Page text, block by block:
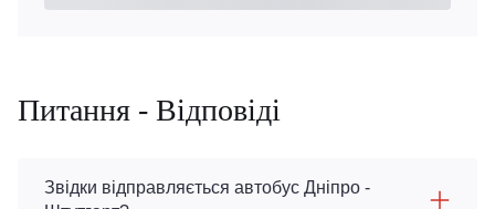
Питання - Відповіді
Звідки відправляється автобус Дніпро -